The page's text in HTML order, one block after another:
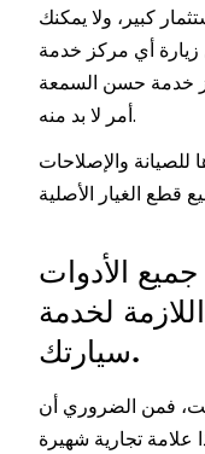
كبير، ولا يمكنك
زيارة أي مركز خدمة
خدمة حسن السمعة
أمر لا بد منه.
والإصلاحات
الأدوات
لخدمة
فمن الضروري أن
علامة تجارية شهيرة